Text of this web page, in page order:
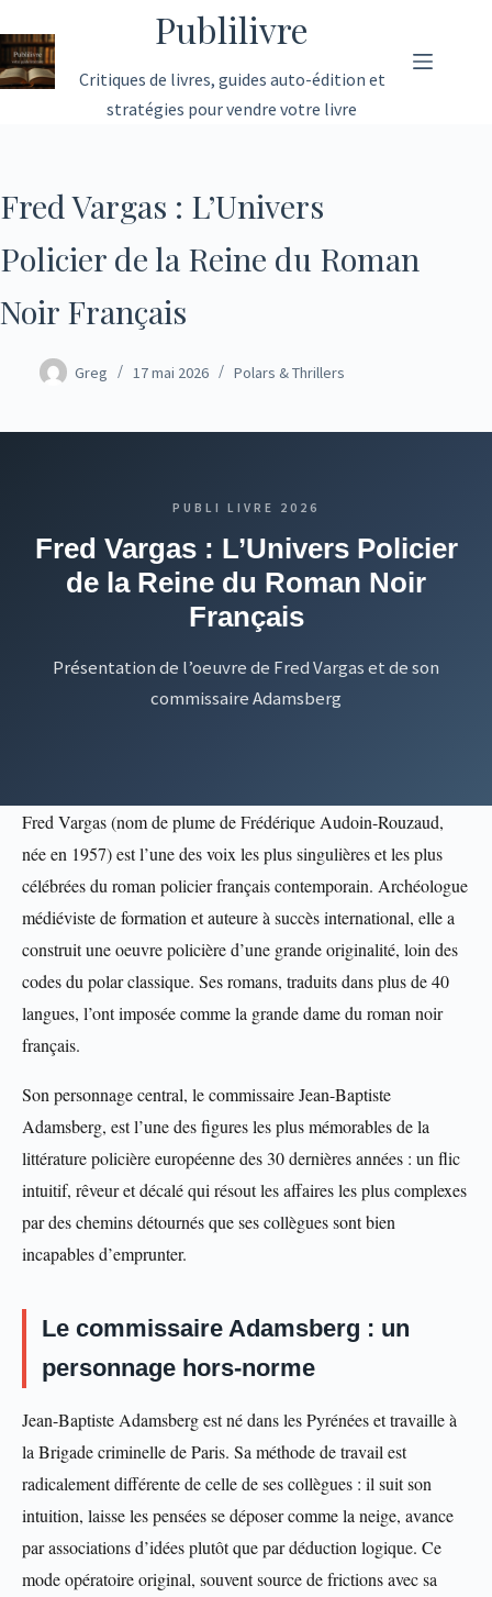
au
contenu
Publilivre
Critiques de livres, guides auto-édition et
stratégies pour vendre votre livre
Fred Vargas : L’Univers
Policier de la Reine du Roman
Noir Français
Greg 17 mai 2026 Polars & Thrillers
PUBLI LIVRE 2026
Fred Vargas : L’Univers Policier
de la Reine du Roman Noir
Français
Présentation de l’oeuvre de Fred Vargas et de son
commissaire Adamsberg
Fred Vargas (nom de plume de Frédérique Audoin-Rouzaud,
née en 1957) est l’une des voix les plus singulières et les plus
célébrées du roman policier français contemporain. Archéologue
médiéviste de formation et auteure à succès international, elle a
construit une oeuvre policière d’une grande originalité, loin des
codes du polar classique. Ses romans, traduits dans plus de 40
langues, l’ont imposée comme la grande dame du roman noir
français.
Son personnage central, le commissaire Jean-Baptiste
Adamsberg, est l’une des figures les plus mémorables de la
littérature policière européenne des 30 dernières années : un flic
intuitif, rêveur et décalé qui résout les affaires les plus complexes
par des chemins détournés que ses collègues sont bien
incapables d’emprunter.
Le commissaire Adamsberg : un
personnage hors-norme
Jean-Baptiste Adamsberg est né dans les Pyrénées et travaille à
la Brigade criminelle de Paris. Sa méthode de travail est
radicalement différente de celle de ses collègues : il suit son
intuition, laisse les pensées se déposer comme la neige, avance
par associations d’idées plutôt que par déduction logique. Ce
mode opératoire original, souvent source de frictions avec sa